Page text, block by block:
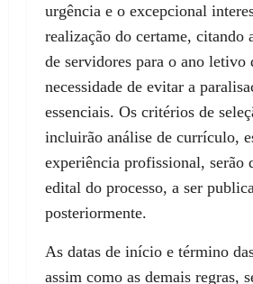
urgência e o excepcional
realização do certame, citando
de servidores para o ano letivo
necessidade de evitar a
essenciais. Os critérios de
incluirão análise de currículo,
experiência profissional, serão
edital do processo, a ser
posteriormente.
As datas de início e término
assim como as demais regras,